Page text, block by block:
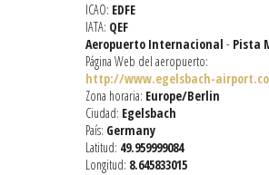
ICAO: EDFE
IATA: QEF
Aeropuerto Internacional - Pista
Página Web del aeropuerto:
http://www.egelsbach-
Zona horaria: Europe/Berlin
Ciudad: Egelsbach
País: Germany
Latitud: 49.959999084
Longitud: 8.645833015